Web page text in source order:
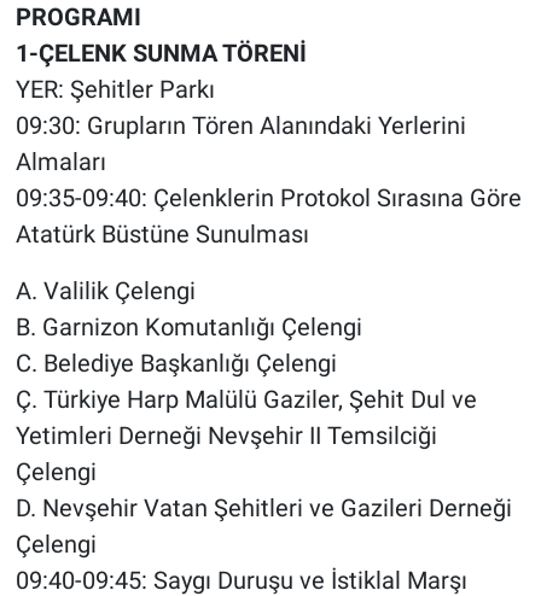
PROGRAMI
1-ÇELENK SUNMA TÖRENİ
YER: Şehitler Parkı
09:30: Grupların Tören Alanındaki Yerlerini
Almaları
09:35-09:40: Çelenklerin Protokol Sırasına Göre
Atatürk Büstüne Sunulması
A. Valilik Çelengi
B. Garnizon Komutanlığı Çelengi
C. Belediye Başkanlığı Çelengi
Ç. Türkiye Harp Malülü Gaziler, Şehit Dul ve
Yetimleri Derneği Nevşehir II Temsilciği
Çelengi
D. Nevşehir Vatan Şehitleri ve Gazileri Derneği
Çelengi
09:40-09:45: Saygı Duruşu ve İstiklal Marşı
Yerel
Genel
Asayiş
Kültür - Sanat
Politika
Magazin
Çevre
Haberde İnsan